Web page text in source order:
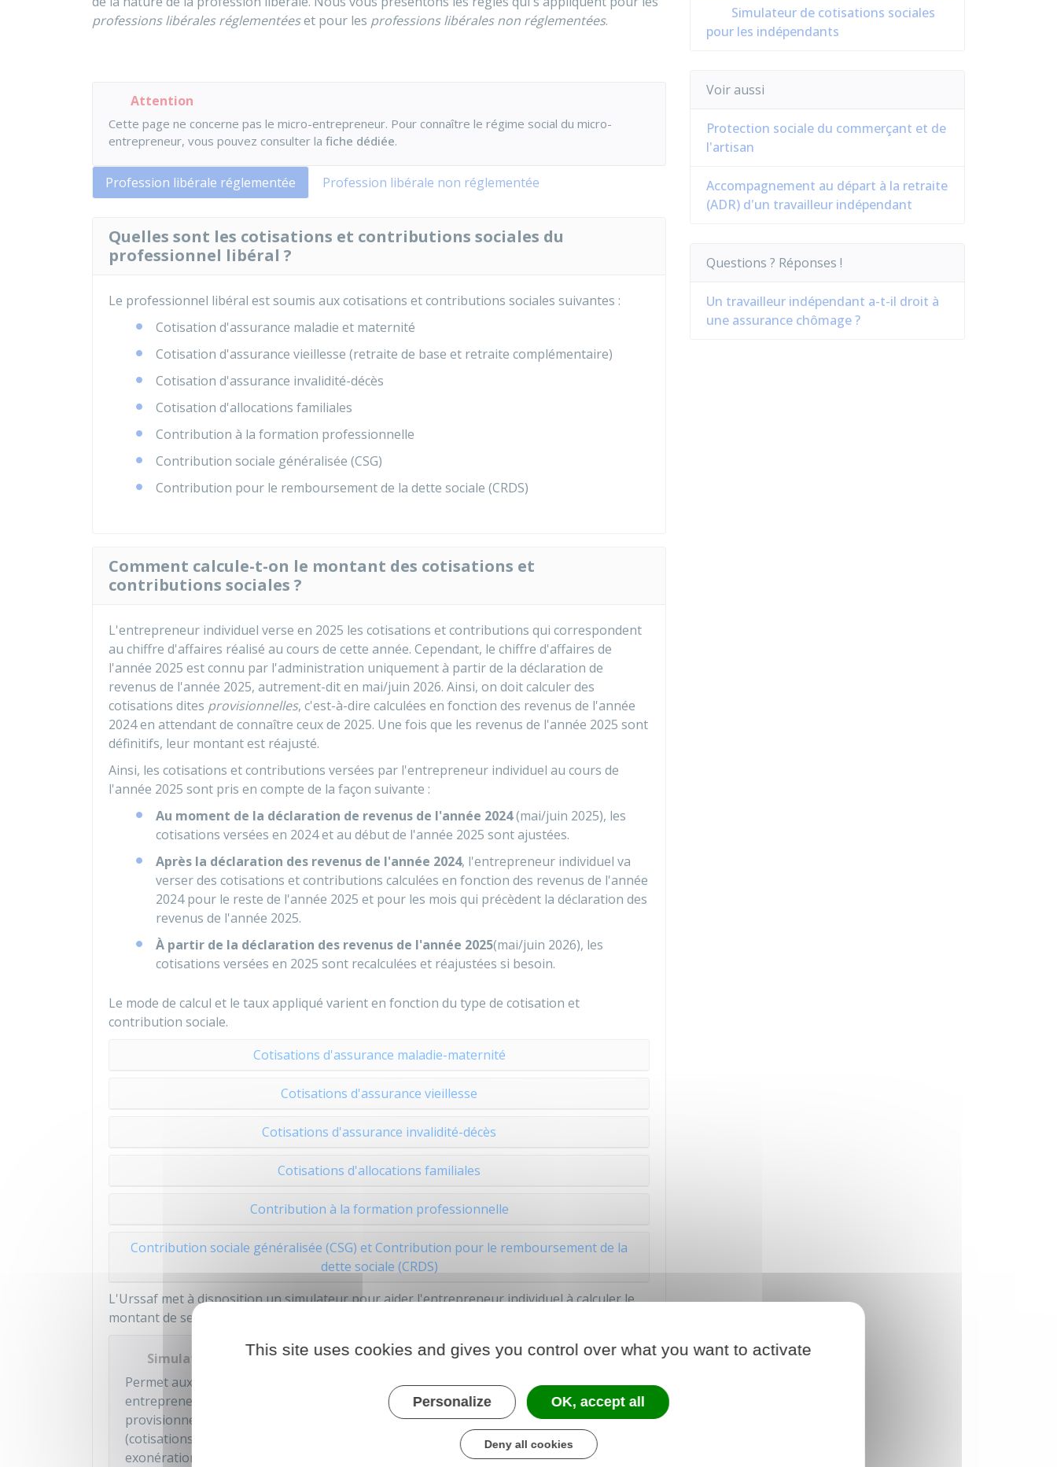
professions libérales réglementéeset pour les professions libérales non réglementées.
Attention
Cette page ne concerne pas le micro-entrepreneur. Pour connaître le régime social du micro-
entrepreneur, vous pouvez consulter la fiche dédiée.
Profession libérale réglementée Profession libérale non réglementée
Quelles sont les cotisations et contributions sociales du
professionnel libéral ?
Le professionnel libéral est soumis aux cotisations et contributions sociales suivantes :
Cotisation d'assurance maladie et maternité
Cotisation d'assurance vieillesse (retraite de base et retraite complémentaire)
Cotisation d'assurance invalidité-décès
Cotisation d'allocations familiales
Contribution à la formation professionnelle
Contribution sociale généralisée (CSG)
Contribution pour le remboursement de la dette sociale (CRDS)
Comment calcule-t-on le montant des cotisations et
contributions sociales ?
L'entrepreneur individuel verse en 2025 les cotisations et contributions qui correspondent
au chiffre d'affaires réalisé au cours de cette année. Cependant, le chiffre d'affaires de
l'année 2025 est connu par l'administration uniquement à partir de la déclaration de
revenus de l'année 2025, autrement-dit en mai/juin 2026. Ainsi, on doit calculer des
cotisations dites provisionnelles, c'est-à-dire calculées en fonction des revenus de l'année
2024 en attendant de connaître ceux de 2025. Une fois que les revenus de l'année 2025 sont
définitifs, leur montant est réajusté.
Ainsi, les cotisations et contributions versées par l'entrepreneur individuel au cours de
l'année 2025 sont pris en compte de la façon suivante :
Au moment de la déclaration de revenus de l'année 2024(mai/juin 2025), les
cotisations versées en 2024 et au début de l'année 2025 sont ajustées.
Après la déclaration des revenus de l'année 2024, l'entrepreneur individuel va
verser des cotisations et contributions calculées en fonction des revenus de l'année
2024 pour le reste de l'année 2025 et pour les mois qui précèdent la déclaration des
revenus de l'année 2025.
À partir de la déclaration des revenus de l'année 2025(mai/juin 2026), les
cotisations versées en 2025 sont recalculées et réajustées si besoin.
Le mode de calcul et le taux appliqué varient en fonction du type de cotisation et
contribution sociale.
Cotisations d'assurance maladie-maternité
Cotisations d'assurance vieillesse
Cotisations d'assurance invalidité-décès
Cotisations d'allocations familiales
Contribution à la formation professionnelle
Contribution sociale généralisée (CSG) et Contribution pour le remboursement de la
dette sociale (CRDS)
L'Urssaf met à disposition un simulateur pour aider l'entrepreneur individuel à calculer le
montant de ses cotisations sociales en fonction de leurs revenus :
Simulateur de cotisations sociales pour les indépendants
Permet aux entrepreneurs individuels exerçant une activité en métropole (hors auto-
entrepreneurs ou régime micro-social) d'estimer le montant de leurs cotisations
provisionnelles pour l'année en cours, en application des taux et barèmes en vigueur
(cotisations en début d'activité et à partir de la 3e année d'activité, cotisations avec
exonération Accre).
Simulateur de cotisations sociales
pour les indépendants
Voir aussi
Protection sociale du commerçant et de
l'artisan
Accompagnement au départ à la retraite
(ADR) d'un travailleur indépendant
Questions ? Réponses !
Un travailleur indépendant a-t-il droit à
une assurance chômage ?
This site uses cookies and gives you control over what you want to activate
Personalize OK, accept all
Deny all cookies